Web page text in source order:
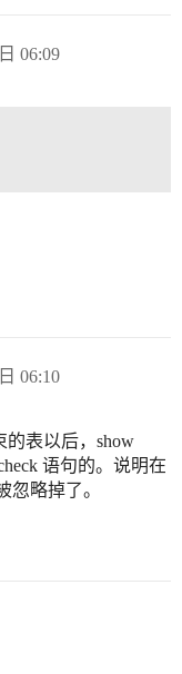
06:09
06:10
的表以后，show
语句的。说明在
忽略掉了。